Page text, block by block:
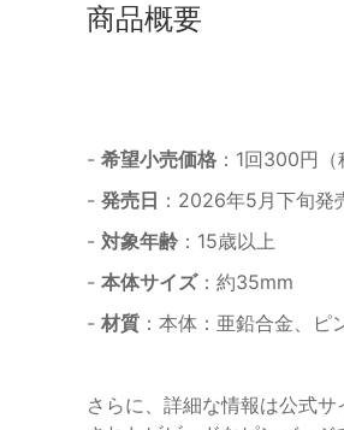
商品概要
- 希望小売価格 ：1回300円（
- 発売日 ：2026年5月下旬発
- 対象年齢 ：15歳以上
- 本体サイズ：約35mm
- 材質 ：本体：亜鉛合金、ピ
さらに、詳細な情報は公式